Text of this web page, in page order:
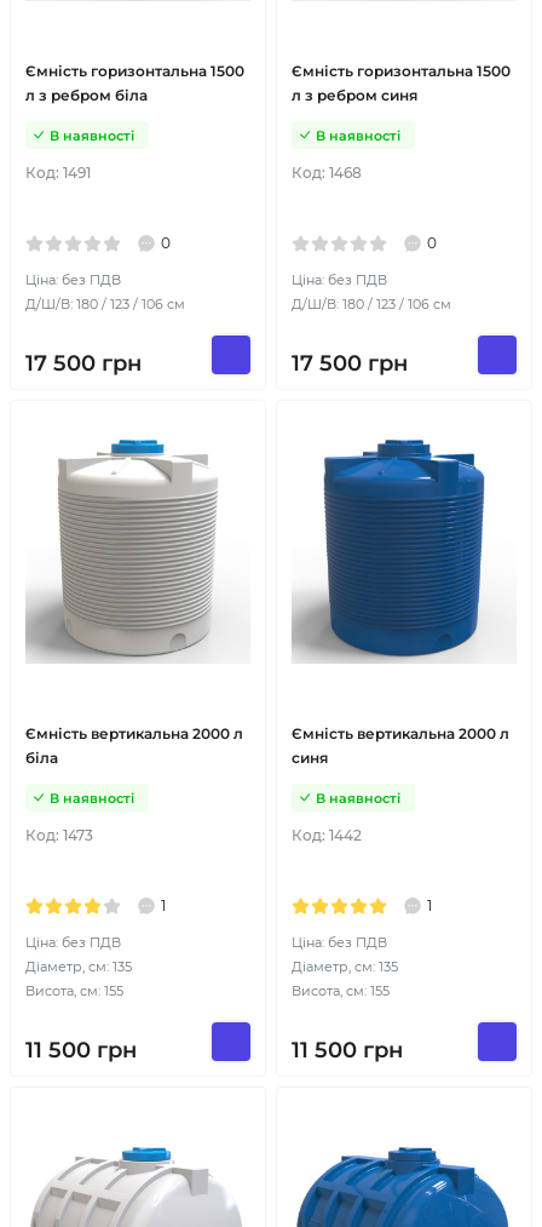
Ємність горизонтальна 1500
л з ребром біла
Код: 1491
В наявності
0
Ціна: без ПДВ
Д/Ш/В: 180 / 123 / 106 см
17 500 грн
Ємність горизонтальна 1500
л з ребром синя
Код: 1468
В наявності
0
Ціна: без ПДВ
Д/Ш/В: 180 / 123 / 106 см
17 500 грн
Ємність вертикальна 2000 л
біла
Код: 1473
В наявності
1
Ціна: без ПДВ
Діаметр, см: 135
Висота, см: 155
11 500 грн
Ємність вертикальна 2000 л
синя
Код: 1442
В наявності
1
Ціна: без ПДВ
Діаметр, см: 135
Висота, см: 155
11 500 грн